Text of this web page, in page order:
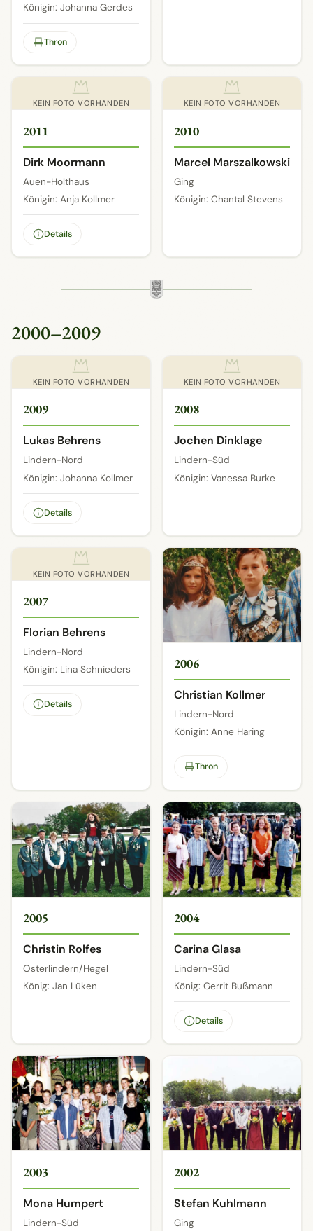
Königin: Johanna Gerdes
Thron
KEIN FOTO VORHANDEN
2011
Dirk Moormann
Auen-Holthaus
Königin: Anja Kollmer
Details
KEIN FOTO VORHANDEN
2010
Marcel Marszalkowski
Ging
Königin: Chantal Stevens
2000–2009
KEIN FOTO VORHANDEN
2009
Lukas Behrens
Lindern-Nord
Königin: Johanna Kollmer
Details
KEIN FOTO VORHANDEN
2008
Jochen Dinklage
Lindern-Süd
Königin: Vanessa Burke
KEIN FOTO VORHANDEN
2007
Florian Behrens
Lindern-Nord
Königin: Lina Schnieders
Details
2006
Christian Kollmer
Lindern-Nord
Königin: Anne Haring
Thron
2005
Christin Rolfes
Osterlindern/Hegel
König: Jan Lüken
2004
Carina Glasa
Lindern-Süd
König: Gerrit Bußmann
Details
2003
Mona Humpert
Lindern-Süd
2002
Stefan Kuhlmann
Ging